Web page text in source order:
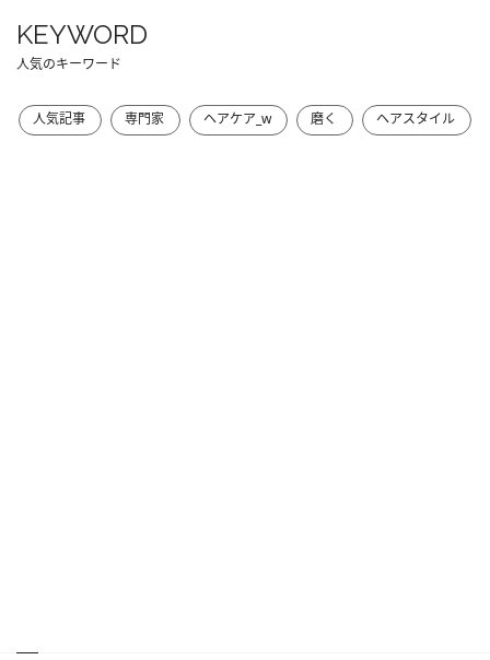
KEYWORD
人気のキーワード
人気記事 専門家 ヘアケア_w 磨く ヘアスタイル